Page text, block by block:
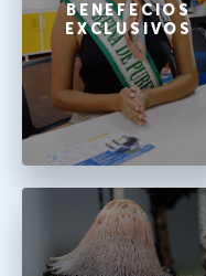
BENEFECIOS
EXCLUSIVOS